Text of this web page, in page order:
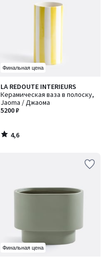
Финальная цена
LA REDOUTE INTERIEURS
Керамическая ваза в полоску,
Jaoma / Джаома
5200 ₽
4,6
/ 5
4,6
/
Финальная цена